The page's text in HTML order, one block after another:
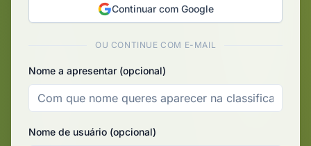
Continuar com Google
OU CONTINUE COM E-MAIL
Nome a apresentar (opcional)
Nome de usuário (opcional)